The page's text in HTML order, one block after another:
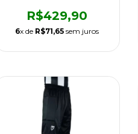
R$429,90
6x de R$71,65 sem juros